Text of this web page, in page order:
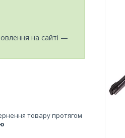
на сайті —
товару протягом